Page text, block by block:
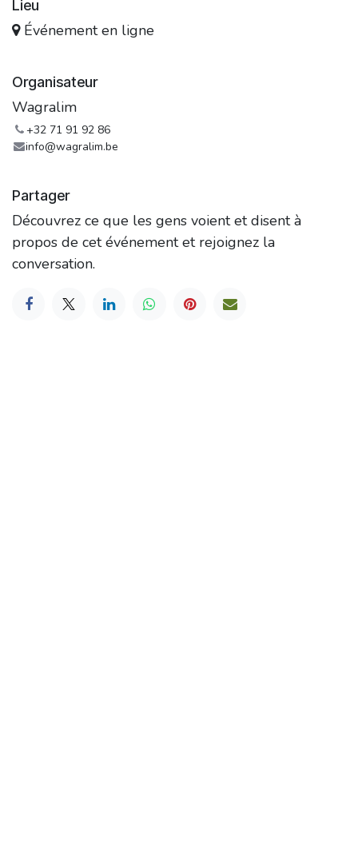
Lieu
Événement en ligne
Organisateur
Wagralim
+32 71 91 92 86
info@wagralim.be
Partager
Découvrez ce que les gens voient et disent à
propos de cet événement et rejoignez la
conversation.